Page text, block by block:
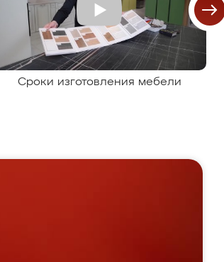
Сроки изготовления мебели